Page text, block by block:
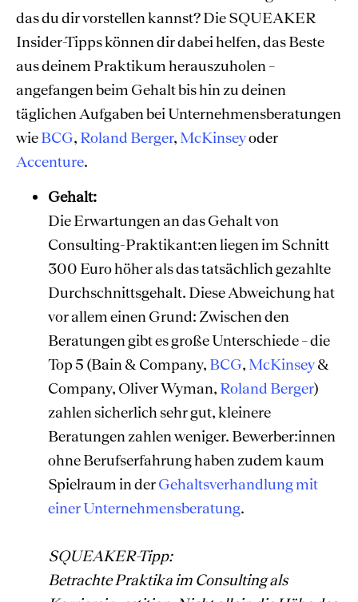
das du dir vorstellen kannst? Die SQUEAKER
Insider-Tipps können dir dabei helfen, das Beste
aus deinem Praktikum herauszuholen –
angefangen beim Gehalt bis hin zu deinen
täglichen Aufgaben bei Unternehmensberatungen
wieBCG, Roland Berger, McKinseyoder
Accenture.
Gehalt:
Die Erwartungen an das Gehalt von
Consulting-Praktikant:en liegen im Schnitt
300 Euro höher als das tatsächlich gezahlte
Durchschnittsgehalt. Diese Abweichung hat
vor allem einen Grund: Zwischen den
Beratungen gibt es große Unterschiede – die
Top 5 (Bain & Company, BCG, McKinsey&
Company, Oliver Wyman, Roland Berger)
zahlen sicherlich sehr gut, kleinere
Beratungen zahlen weniger. Bewerber:innen
ohne Berufserfahrung haben zudem kaum
Spielraum in derGehaltsverhandlung mit
einer Unternehmensberatung.
SQUEAKER-Tipp:
Betrachte Praktika im Consulting als